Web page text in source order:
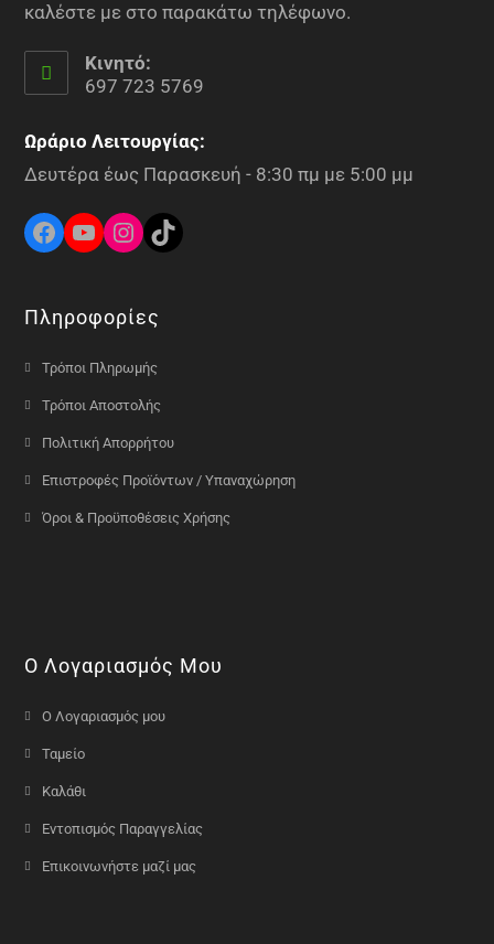
καλέστε με στο παρακάτω τηλέφωνο.
Κινητό:
697 723 5769
Ωράριο Λειτουργίας:
Δευτέρα έως Παρασκευή - 8:30 πμ με 5:00 μμ
Πληροφορίες
Τρόποι Πληρωμής
Τρόποι Αποστολής
Πολιτική Απορρήτου
Επιστροφές Προϊόντων / Υπαναχώρηση
Όροι & Προϋποθέσεις Χρήσης
Ο Λογαριασμός Μου
Ο Λογαριασμός μου
Ταμείο
Καλάθι
Εντοπισμός Παραγγελίας
Επικοινωνήστε μαζί μας